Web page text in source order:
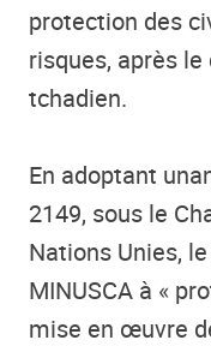
protection des
risques, après
tchadien.
En adoptant
2149, sous le
Nations Unies,
MINUSCA à «
mise en œuvre